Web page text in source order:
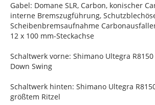
Gabel: Domane SLR, Carbon, konischer
interne Bremszugführung,
Scheibenbremsaufnahme
12 x 100 mm-Steckachse
Schaltwerk vorne: Shimano Ultegra
Down Swing
Schaltwerk hinten: Shimano Ultegra
größtem Ritzel